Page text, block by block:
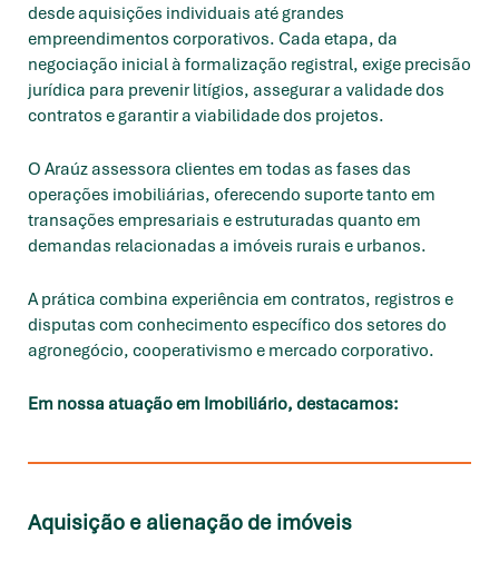
desde aquisições individuais até grandes
empreendimentos corporativos. Cada etapa, da
negociação inicial à formalização registral, exige precisão
jurídica para prevenir litígios, assegurar a validade dos
contratos e garantir a viabilidade dos projetos.
O Araúz assessora clientes em todas as fases das
operações imobiliárias, oferecendo suporte tanto em
transações empresariais e estruturadas quanto em
demandas relacionadas a imóveis rurais e urbanos.
A prática combina experiência em contratos, registros e
disputas com conhecimento específico dos setores do
agronegócio, cooperativismo e mercado corporativo.
Em nossa atuação em Imobiliário, destacamos:
Aquisição e alienação de imóveis